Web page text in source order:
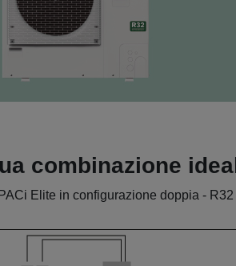
combinazione
Elite in configurazione doppia - R32